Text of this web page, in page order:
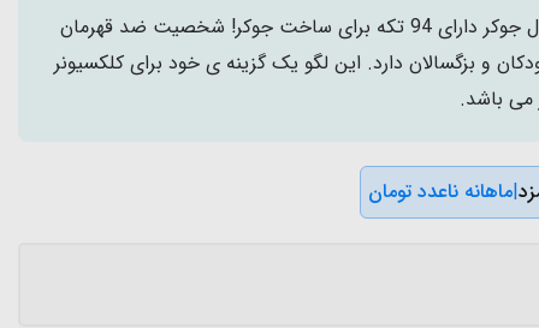
اسباب بازی لگو قهرمانان مدل جوکر دارای 94 تکه برای ساخت جوکر! شخصیت ضد قهرمان
و بزگسالان دارد. این لگو یک گزینه ی خود برای کلکسیونر
می باشد.
|ماهانه ناعدد تومان